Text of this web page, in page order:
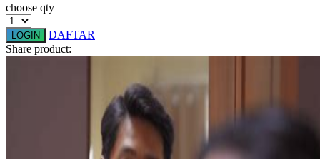
Stokke
Sudocrem
Sunnylife
Sun-Staches
Swimava
choose qty
LOGIN
DAFTAR
Share product: